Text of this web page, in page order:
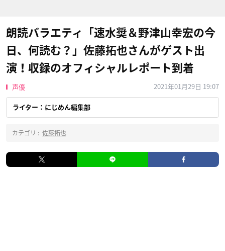
朗読バラエティ「速水奨＆野津山幸宏の今
日、何読む？」佐藤拓也さんがゲスト出
演！収録のオフィシャルレポート到着
声優 2021年01月29日 19:07
ライター：にじめん編集部
カテゴリ : 佐藤拓也